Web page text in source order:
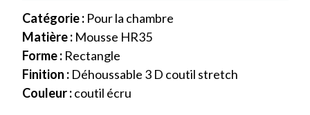
Catégorie : Pour la chambre
Matière : Mousse HR35
Forme : Rectangle
Finition : Déhoussable 3 D coutil stretch
Couleur :coutil écru